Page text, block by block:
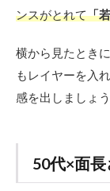
ンスがとれて「
横から見たとき
もレイヤーを入
感を出しましょう
50代×面